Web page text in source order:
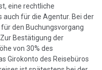
eine rechtliche
für die Agentur. Bei der
den Buchungsvorgang
Bestätigung der
von 30% des
Girokonto des Reisebüros